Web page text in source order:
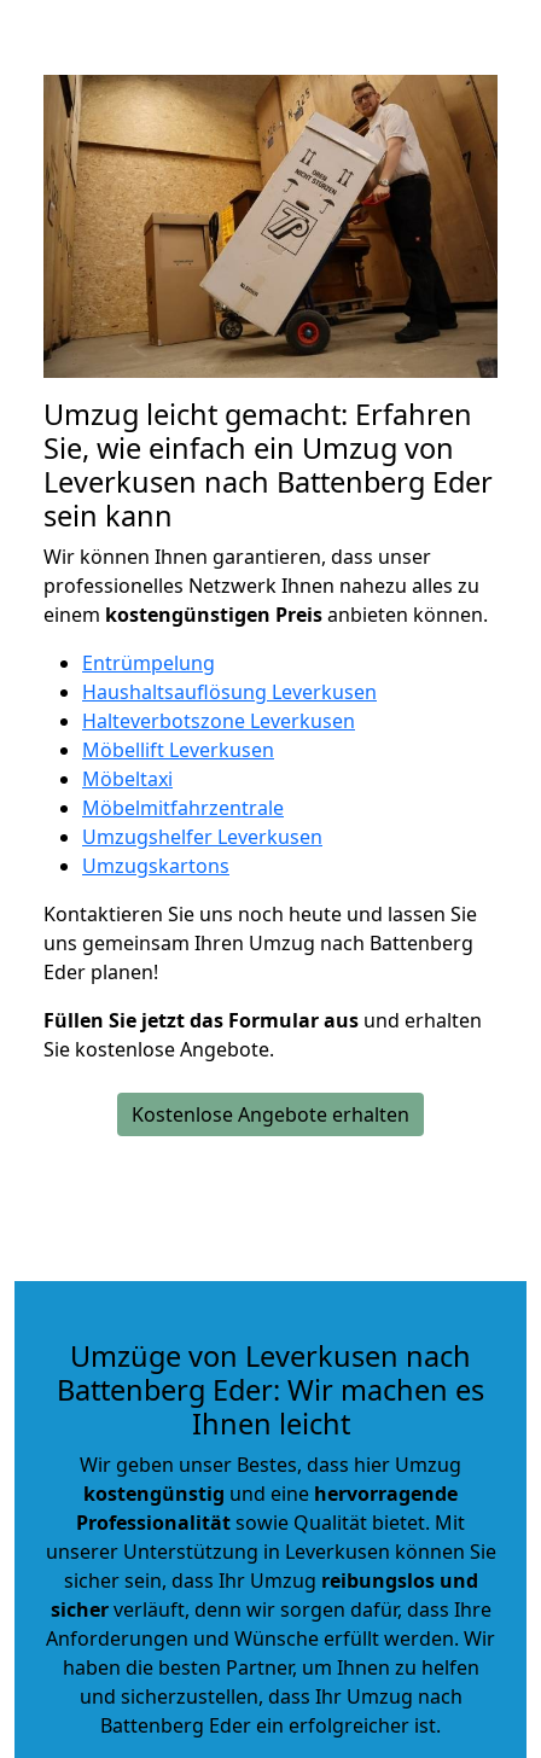
Umzug leicht gemacht: Erfahren
Sie, wie einfach ein Umzug von
Leverkusen nach Battenberg Eder
sein kann
Wir können Ihnen garantieren, dass unser
professionelles Netzwerk Ihnen nahezu alles zu
einem kostengünstigen Preisanbieten können.
Entrümpelung
Haushaltsauflösung Leverkusen
Halteverbotszone Leverkusen
Möbellift Leverkusen
Möbeltaxi
Möbelmitfahrzentrale
Umzugshelfer Leverkusen
Umzugskartons
Kontaktieren Sie uns noch heute und lassen Sie
uns gemeinsam Ihren Umzug nach Battenberg
Eder planen!
Füllen Sie jetzt das Formular aus und erhalten
Sie kostenlose Angebote.
Kostenlose Angebote erhalten
Umzüge von Leverkusen nach
Battenberg Eder: Wir machen es
Ihnen leicht
Wir geben unser Bestes, dass hier Umzug
kostengünstig und eine hervorragende
Professionalitätsowie Qualität bietet. Mit
unserer Unterstützung in Leverkusen können Sie
sicher sein, dass Ihr Umzug reibungslos und
sicherverläuft, denn wir sorgen dafür, dass Ihre
Anforderungen und Wünsche erfüllt werden. Wir
haben die besten Partner, um Ihnen zu helfen
und sicherzustellen, dass Ihr Umzug nach
Battenberg Eder ein erfolgreicher ist.